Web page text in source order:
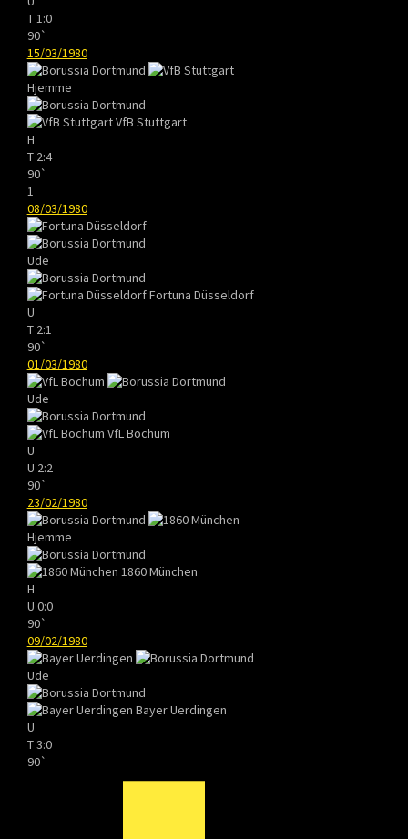
T 1:0
90`
15/03/1980
Hjemme
VfB Stuttgart
H
T 2:4
90`
1
08/03/1980
Ude
Fortuna Düsseldorf
U
T 2:1
90`
01/03/1980
Ude
VfL Bochum
U
U 2:2
90`
23/02/1980
Hjemme
1860 München
H
U 0:0
90`
09/02/1980
Ude
Bayer Uerdingen
U
T3:0
90`